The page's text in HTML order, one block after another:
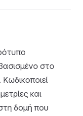
στο
και
δομή που